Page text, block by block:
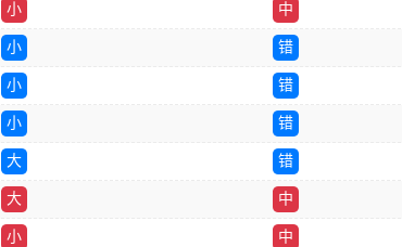
小 中
小 错
小 错
小 错
大 错
大 中
小 中